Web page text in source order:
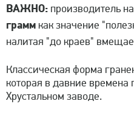
ВАЖНО: производитель
грамм как значение
налитая "до краев"
Классическая форма
которая в давние времена
Хрустальном заводе.